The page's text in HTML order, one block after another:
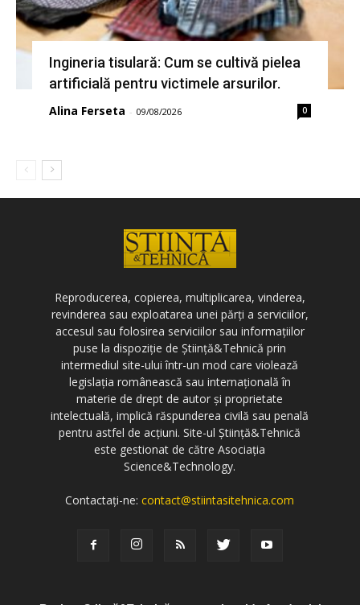
Ingineria tisulară: Cum se cultivă pielea
artificială pentru victimele arsurilor.
Alina Ferseta - 09/08/2026 0
Reproducerea, copierea, multiplicarea, vinderea,
revinderea sau exploatarea unei părți a serviciilor,
accesul sau folosirea serviciilor sau informațiilor
puse la dispoziție de Știință&Tehnică prin
intermediul site-ului într-un mod care violează
legislația românească sau internațională în
materie de drept de autor și proprietate
intelectuală, implică răspunderea civilă sau penală
pentru astfel de acțiuni. Site-ul Știință&Tehnică
este gestionat de către Asociația
Science&Technology.
Contactați-ne:contact@stiintasitehnica.com